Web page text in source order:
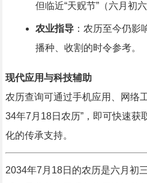
但临近“天贶节”（六月初
农业指导：农历至今仍影
播种、收割的时令参考。
现代应用与科技辅助
农历查询可通过手机应用、网络
34年7月18日农历”，即可快速获
化的传承支持。
2034年7月18日的农历是六月初